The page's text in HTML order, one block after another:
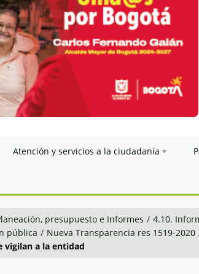
Atención y servicios a la ciudadanía
presupuesto e Informes / 4.10.
pública / Nueva Transparencia res 1519-2020
vigilan a la entidad